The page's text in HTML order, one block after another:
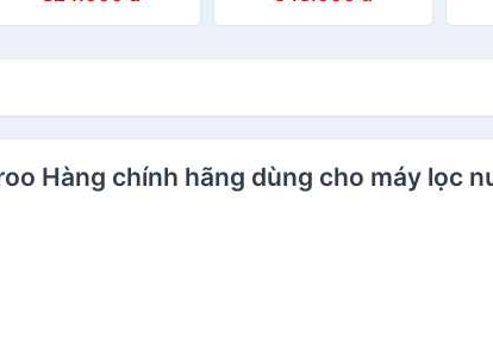
dùng cho:
IoT,
KGY1MED
Hàng chính hãng dùng cho máy lọc